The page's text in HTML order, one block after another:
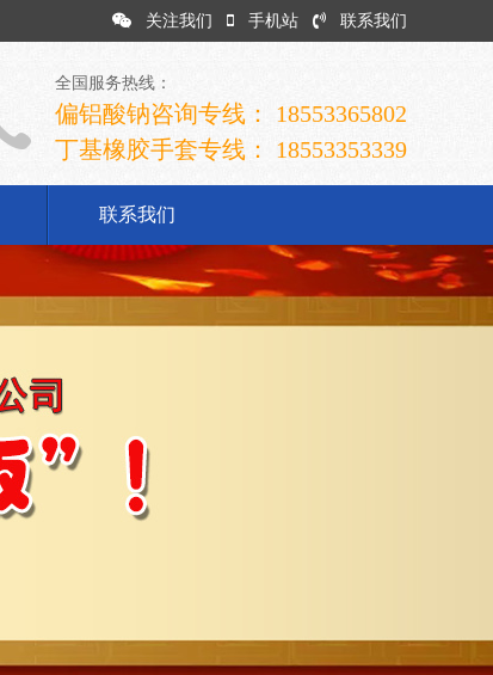
关注我们 手机站 联系我们
全国服务热线：
偏铝酸钠咨询专线： 18553365802
丁基橡胶手套专线： 18553353339
联系我们